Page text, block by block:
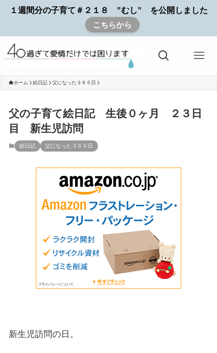
１週間分の子育て＃２１８ ”むし” を公開しました
こちらから
ホーム 絵日記 父になった３６５日
父の子育て絵日記 生後０ヶ月 ２３日
目 新生児訪問
絵日記 父になった３６５日
新生児訪問の日。